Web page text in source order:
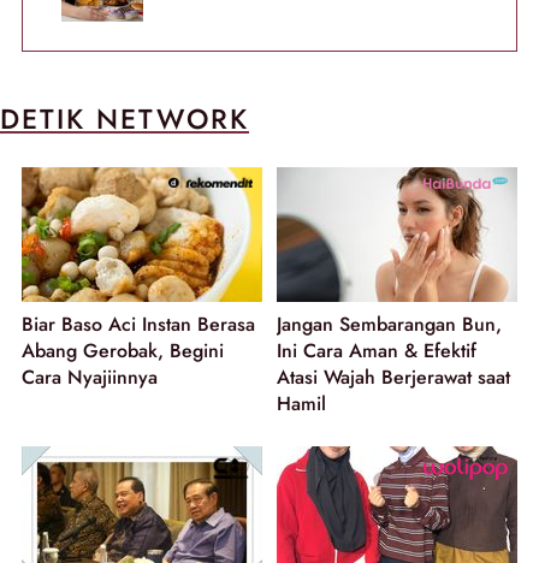
DETIK NETWORK
Biar Baso Aci Instan Berasa
Abang Gerobak, Begini
Cara Nyajiinnya
Jangan Sembarangan Bun,
Ini Cara Aman & Efektif
Atasi Wajah Berjerawat saat
Hamil